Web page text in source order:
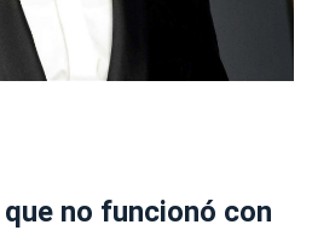
no funcionó con